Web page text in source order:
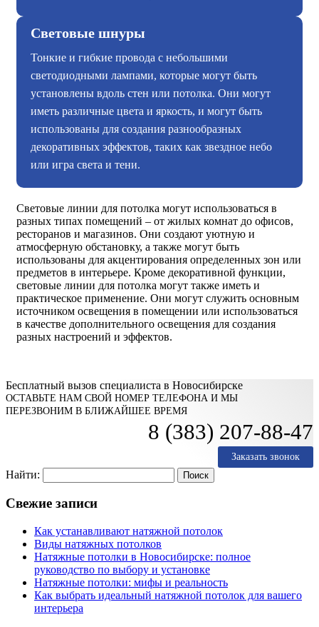
Световые шнуры
Тонкие и гибкие провода с небольшими
светодиодными лампами, которые могут быть
установлены вдоль стен или потолка. Они могут
иметь различные цвета и яркость, и могут быть
использованы для создания разнообразных
декоративных эффектов, таких как звездное небо
или игра света и тени.
Световые линии для потолка могут использоваться в
разных типах помещений – от жилых комнат до офисов,
ресторанов и магазинов. Они создают уютную и
атмосферную обстановку, а также могут быть
использованы для акцентирования определенных зон или
предметов в интерьере. Кроме декоративной функции,
световые линии для потолка могут также иметь и
практическое применение. Они могут служить основным
источником освещения в помещении или использоваться
в качестве дополнительного освещения для создания
разных настроений и эффектов.
Бесплатный вызов специалиста в Новосибирске
ОСТАВЬТЕ НАМ СВОЙ НОМЕР ТЕЛЕФОНА И МЫ
ПЕРЕЗВОНИМ В БЛИЖАЙШЕЕ ВРЕМЯ
8 (383) 207-88-47
Заказать звонок
Найти:
Свежие записи
Как устанавливают натяжной потолок
Виды натяжных потолков
Натяжные потолки в Новосибирске: полное
руководство по выбору и установке
Натяжные потолки: мифы и реальность
Как выбрать идеальный натяжной потолок для вашего
интерьера